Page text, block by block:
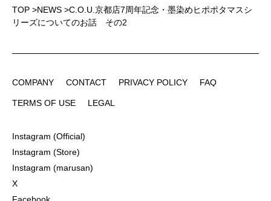
TOP >NEWS >C.O.U.京都店7周年記念・墨染めヒポポタマスシ
リーズについてのお話 その2
COMPANY
CONTACT
PRIVACY POLICY
FAQ
TERMS OF USE
LEGAL
Instagram (Official)
Instagram (Store)
Instagram (marusan)
X